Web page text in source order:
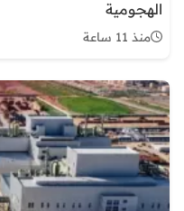
الهجومية
منذ 11 ساعة